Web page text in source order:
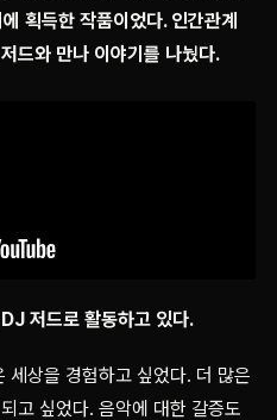
획득한 작품이었다. 인간관계
드와 만나 이야기를 나눴다.
저드로 활동하고 있다.
세상을 경험하고 싶었다. 더 많은
고 싶었다. 음악에 대한 갈증도